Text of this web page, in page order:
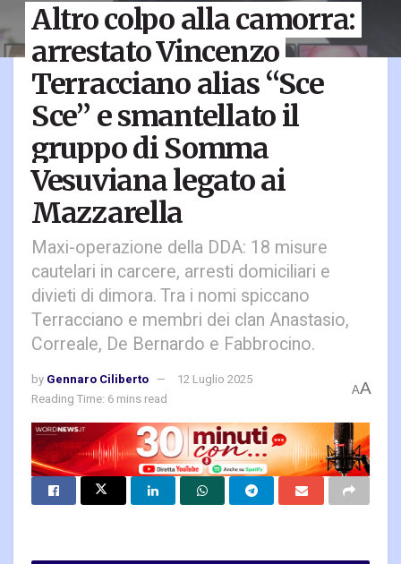
Altro colpo alla camorra:
arrestato Vincenzo
Terracciano alias “Sce
Sce” e smantellato il
gruppo di Somma
Vesuviana legato ai
Mazzarella
Maxi-operazione della DDA: 18 misure
cautelari in carcere, arresti domiciliari e
divieti di dimora. Tra i nomi spiccano
Terracciano e membri dei clan Anastasio,
Correale, De Bernardo e Fabbrocino.
by Gennaro Ciliberto
12 Luglio 2025
Reading Time: 6 mins read
AA